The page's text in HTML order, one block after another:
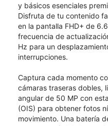
y básicos esenciales
Disfruta de tu contenido
en la pantalla FHD+ de
frecuencia de
Hz para un
interrupciones.
Captura cada momento
cámaras traseras dobles,
angular de 50 MP con
(OIS) para obtener fotos
movimiento. Una batería